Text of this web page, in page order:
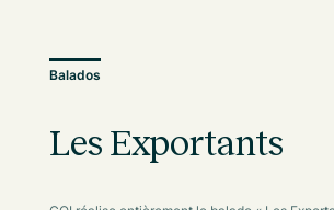
Balados
Les Exportants